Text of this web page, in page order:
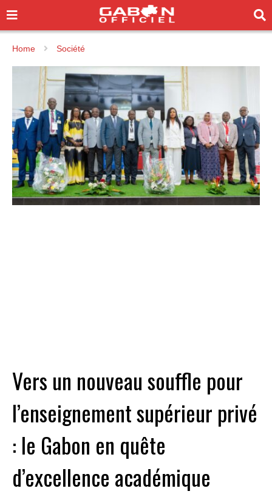
Home Société
Vers un nouveau souffle pour
l’enseignement supérieur privé
: le Gabon en quête
d’excellence académique